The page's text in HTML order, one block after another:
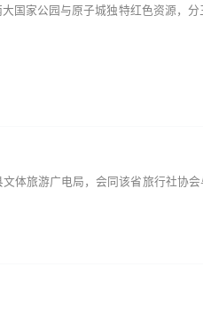
国家公园与原子城独特红色资源，
体旅游广电局，会同该省旅行社协